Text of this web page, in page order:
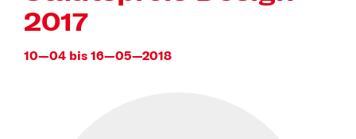
2017
10—04 bis 16—05—2018